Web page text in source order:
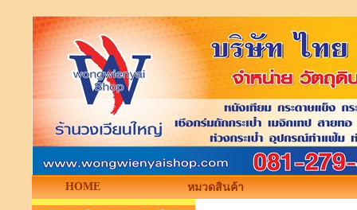
HOME หมวดสินค้า